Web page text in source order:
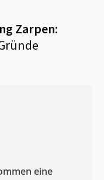
Zarpen:
eine